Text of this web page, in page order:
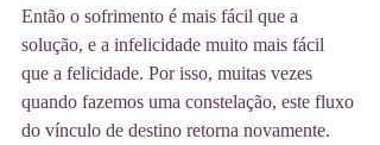
Então o sofrimento é mais fácil que a
solução, e a infelicidade muito mais fácil
que a felicidade. Por isso, muitas vezes
quando fazemos uma constelação, este fluxo
do vínculo de destino retorna novamente.